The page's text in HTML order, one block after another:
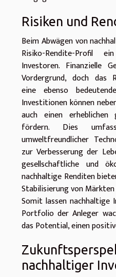
Risiken und
Beim Abwägen von
Risiko-Rendite-Profil
Investoren. Finanzielle
Vordergrund, doch das
eine ebenso
Investitionen können
auch einen erheblichen
fördern. Dies
umweltfreundlicher
zur Verbesserung der
gesellschaftliche und
nachhaltige Renditen
Stabilisierung von
Somit lassen
Portfolio der Anleger
das Potential, einen
nachhaltiger